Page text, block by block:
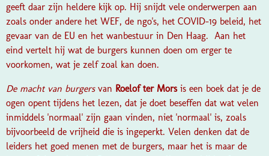
geeft daar zijn heldere kijk op. Hij snijdt vele onderwerpen aan
zoals onder andere het WEF, de ngo's, het COVID-19 beleid, het
gevaar van de EU en het wanbestuur in Den Haag. Aan het
eind vertelt hij wat de burgers kunnen doen om erger te
voorkomen, wat je zelf zoal kan doen.
De macht van burgers van Roelof ter Mors is een boek dat je de
ogen opent tijdens het lezen, dat je doet beseffen dat wat velen
inmiddels 'normaal' zijn gaan vinden, niet 'normaal' is, zoals
bijvoorbeeld de vrijheid die is ingeperkt. Velen denken dat de
leiders het goed menen met de burgers, maar het is maar de